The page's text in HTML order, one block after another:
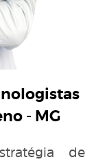
- MG
de